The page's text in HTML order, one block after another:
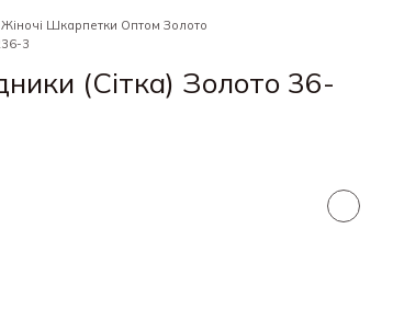
Жіночі Шкарпетки Оптом Золото
3
(Сітка) Золото 36-